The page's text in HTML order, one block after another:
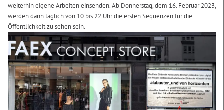
weiterhin eigene Arbeiten einsenden. Ab Donnerstag, dem 16. Februar 2023,
werden dann täglich von 10 bis 22 Uhr die ersten Sequenzen für die
Öffentlichkeit zu sehen sein.